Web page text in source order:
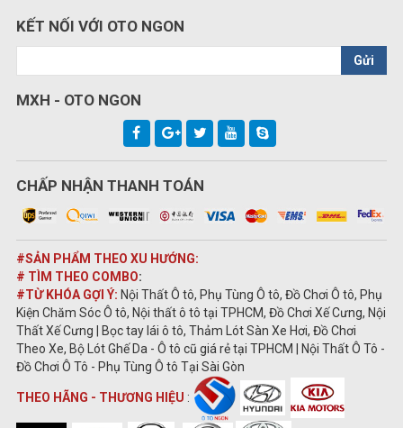
KẾT NỐI VỚI OTO NGON
Gửi
MXH - OTO NGON
CHẤP NHẬN THANH TOÁN
#SẢN PHẨM THEO XU HƯỚNG:
# TÌM THEO COMBO:
#TỪ KHÓA GỢI Ý: Nội Thất Ô tô, Phụ Tùng Ô tô, Đồ Chơi Ô tô, Phụ
Kiện Chăm Sóc Ô tô, Nội thất ô tô tại TPHCM, Đồ Chơi Xế Cưng, Nội
Thất Xế Cưng | Bọc tay lái ô tô, Thảm Lót Sàn Xe Hơi, Đồ Chơi
Theo Xe, Bộ Lót Ghế Da - Ô tô cũ giá rẻ tại TPHCM | Nội Thất Ô Tô -
Đồ Chơi Ô Tô - Phụ Tùng Ô tô Tại Sài Gòn
THEO HÃNG - THƯƠNG HIỆU :